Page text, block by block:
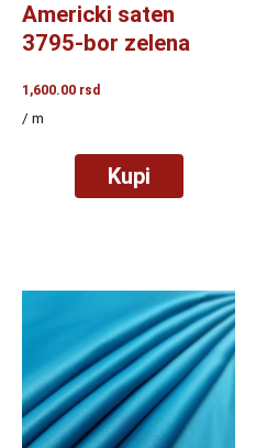
Americki saten
3795-bor zelena
1,600.00 rsd
/ m
Kupi